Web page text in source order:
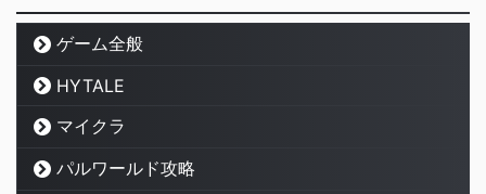
ゲーム全般
HYTALE
マイクラ
パルワールド攻略